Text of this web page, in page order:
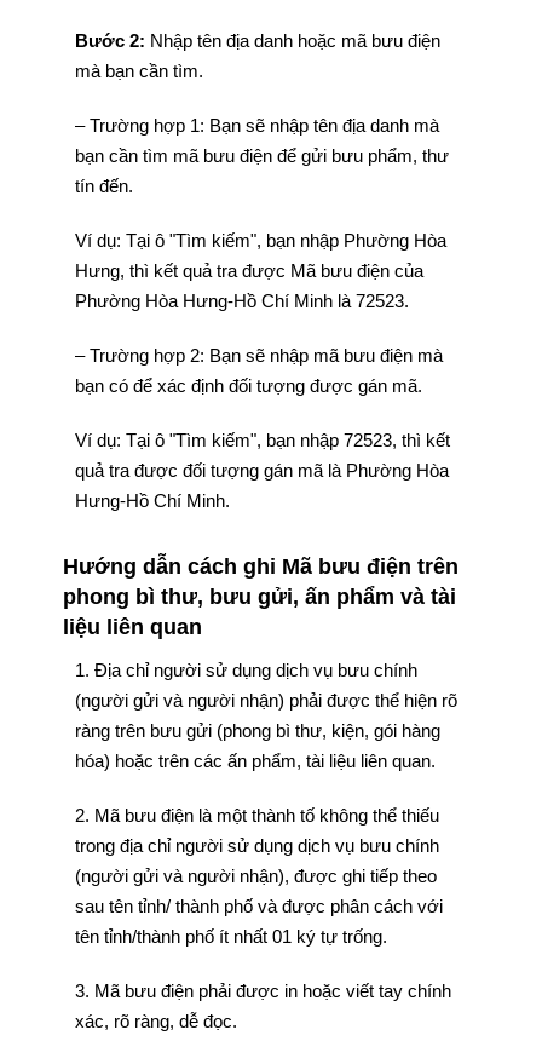
Bước 2: Nhập tên địa danh hoặc mã bưu điện
mà bạn cần tìm.
– Trường hợp 1: Bạn sẽ nhập tên địa danh mà
bạn cần tìm mã bưu điện để gửi bưu phẩm, thư
tín đến.
Ví dụ: Tại ô "Tìm kiếm", bạn nhập Phường Hòa
Hưng, thì kết quả tra được Mã bưu điện của
Phường Hòa Hưng-Hồ Chí Minh là 72523.
– Trường hợp 2: Bạn sẽ nhập mã bưu điện mà
bạn có để xác định đối tượng được gán mã.
Ví dụ: Tại ô "Tìm kiếm", bạn nhập 72523, thì kết
quả tra được đối tượng gán mã là Phường Hòa
Hưng-Hồ Chí Minh.
Hướng dẫn cách ghi Mã bưu điện trên
phong bì thư, bưu gửi, ấn phẩm và tài
liệu liên quan
1. Địa chỉ người sử dụng dịch vụ bưu chính
(người gửi và người nhận) phải được thể hiện rõ
ràng trên bưu gửi (phong bì thư, kiện, gói hàng
hóa) hoặc trên các ấn phẩm, tài liệu liên quan.
2. Mã bưu điện là một thành tố không thể thiếu
trong địa chỉ người sử dụng dịch vụ bưu chính
(người gửi và người nhận), được ghi tiếp theo
sau tên tỉnh/ thành phố và được phân cách với
tên tỉnh/thành phố ít nhất 01 ký tự trống.
3. Mã bưu điện phải được in hoặc viết tay chính
xác, rõ ràng, dễ đọc.